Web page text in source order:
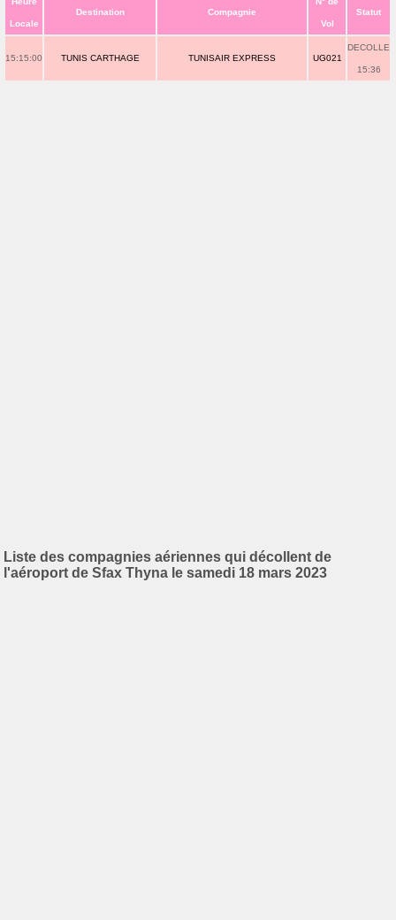
Locale
Destination Compagnie
Vol
Statut
15:15:00 TUNIS CARTHAGE TUNISAIR EXPRESS UG021
DECOLLE
15:36
Liste des compagnies aériennes qui décollent de
l'aéroport de Sfax Thyna le samedi 18 mars 2023